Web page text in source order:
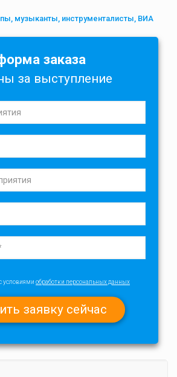
музыканты, инструменталисты, ВИА
заказа
за выступление
условиями обработки персональных данных